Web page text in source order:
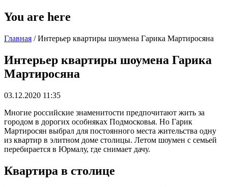
You are here
Главная / Интерьер квартиры шоумена Гарика Мартиросяна
Интерьер квартиры шоумена Гарика
Мартиросяна
03.12.2020 11:35
Многие российские знаменитости предпочитают жить за
городом в дорогих особняках Подмосковья. Но Гарик
Мартиросян выбрал для постоянного места жительства одну
из квартир в элитном доме столицы. Летом шоумен с семьей
перебирается в Юрмалу, где снимает дачу.
Квартира в столице